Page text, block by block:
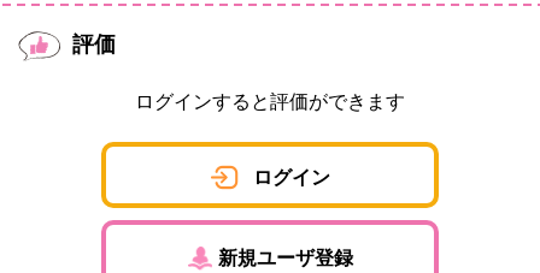
評価
ログインすると評価ができます
ログイン
新規ユーザ登録